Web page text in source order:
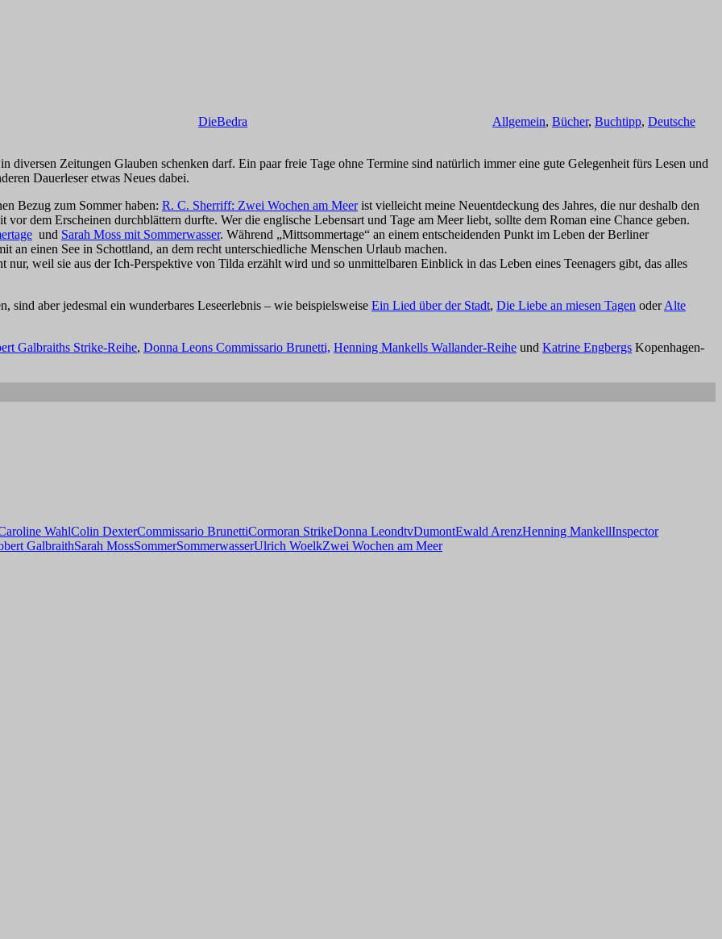
DieBedra Allgemein, Bücher, Buchtipp, Deutsche
diversen Zeitungen Glauben schenken darf. Ein paar freie Tage ohne Termine sind natürlich immer eine gute Gelegenheit fürs Lesen und
Dauerleser etwas Neues dabei.
Bezug zum Sommer haben: R. C. Sherriff: Zwei Wochen am Meerist vielleicht meine Neuentdeckung des Jahres, die nur deshalb den
dem Erscheinen durchblättern durfte. Wer die englische Lebensart und Tage am Meer liebt, sollte dem Roman eine Chance geben.
und Sarah Moss mit Sommerwasser. Während „Mittsommertage“ an einem entscheidenden Punkt im Leben der Berliner
an einen See in Schottland, an dem recht unterschiedliche Menschen Urlaub machen.
nur, weil sie aus der Ich-Perspektive von Tilda erzählt wird und so unmittelbaren Einblick in das Leben eines Teenagers gibt, das alles
aber jedesmal ein wunderbares Leseerlebnis – wie beispielsweise Ein Lied über der Stadt, Die Liebe an miesen Tagen oderAlte
Galbraiths Strike-Reihe, Donna Leons Commissario Brunetti, Henning Mankells Wallander-Reihe und Katrine Engbergs Kopenhagen-
WahlColin DexterCommissario BrunettiCormoran StrikeDonna LeondtvDumontEwald ArenzHenning MankellInspector
GalbraithSarah MossSommerSommerwasserUlrich WoelkZwei Wochen am Meer